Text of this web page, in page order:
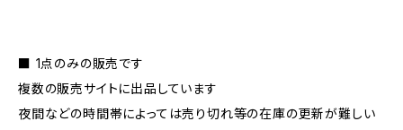
■ 1点のみの販売です
複数の販売サイトに出品しています
夜間などの時間帯によっては売り切れ等の在庫の更新が難しい